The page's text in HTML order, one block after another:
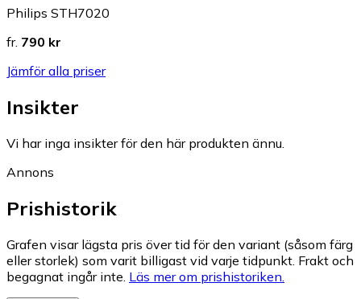
Philips STH7020
fr. 790 kr
Jämför alla priser
Insikter
Vi har inga insikter för den här produkten ännu.
Annons
Prishistorik
Grafen visar lägsta pris över tid för den variant (såsom färg
eller storlek) som varit billigast vid varje tidpunkt. Frakt och
begagnat ingår inte. Läs mer om prishistoriken.